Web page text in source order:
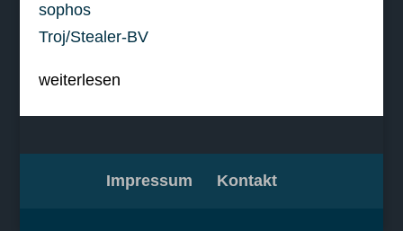
sophos
Troj/Stealer-BV
weiterlesen
Impressum Kontakt